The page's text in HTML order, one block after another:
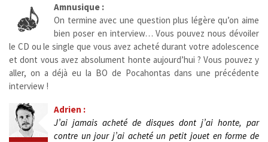
Amnusique :
On termine avec une question plus légère qu’on aime
bien poser en interview… Vous pouvez nous dévoiler
le CD ou le single que vous avez acheté durant votre adolescence
et dont vous avez absolument honte aujourd’hui ? Vous pouvez y
aller, on a déjà eu la BO de Pocahontas dans une précédente
interview !
Adrien :
J’ai jamais acheté de disques dont j’ai honte, par
contre un jour j’ai acheté un petit jouet en forme de